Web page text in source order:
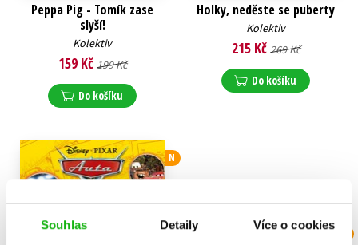
Souhlas Detaily Více o cookies
Peppa Pig - Tomík zase
slyší!
Kolektiv
159 Kč 199 Kč
Do košíku
Holky, neděste se puberty
Kolektiv
215 Kč 269 Kč
Do košíku
N